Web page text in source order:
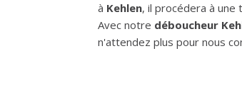
à Kehlen, il procédera à
Avec notre déboucheur
n'attendez plus pour nous